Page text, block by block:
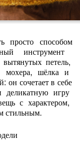
просто способом
инструмент
вытянутых петель,
мохера, шёлкаи
он сочетаетв себе
деликатную игру
с характером,
стильным.